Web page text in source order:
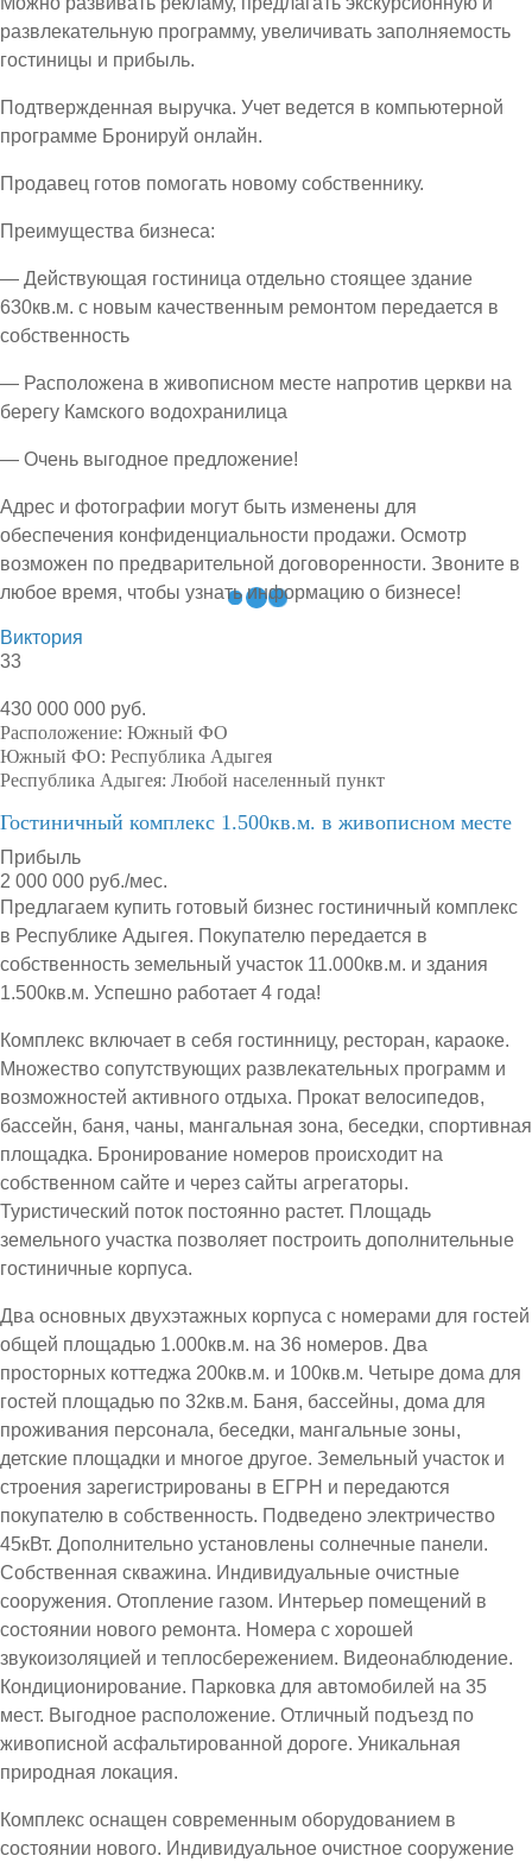
развлекательную программу, увеличивать заполняемость
гостиницы и прибыль.
Подтвержденная выручка. Учет ведется в компьютерной
программе Бронируй онлайн.
Продавец готов помогать новому собственнику.
Преимущества бизнеса:
— Действующая гостиница отдельно стоящее здание
630кв.м. с новым качественным ремонтом передается в
собственность
— Расположена в живописном месте напротив церкви на
берегу Камского водохранилица
— Очень выгодное предложение!
Адрес и фотографии могут быть изменены для
обеспечения конфиденциальности продажи. Осмотр
возможен по предварительной договоренности. Звоните в
любое время, чтобы узнать информацию о бизнесе!
Виктория
33
430 000 000 руб.
Расположение: Южный ФО
Южный ФО: Республика Адыгея
Республика Адыгея: Любой населенный пункт
Гостиничный комплекс 1.500кв.м. в живописном месте
Прибыль
2 000 000 руб./мес.
Предлагаем купить готовый бизнес гостиничный комплекс
в Республике Адыгея. Покупателю передается в
собственность земельный участок 11.000кв.м. и здания
1.500кв.м. Успешно работает 4 года!
Комплекс включает в себя гостинницу, ресторан, караоке.
Множество сопутствующих развлекательных программ и
возможностей активного отдыха. Прокат велосипедов,
бассейн, баня, чаны, мангальная зона, беседки, спортивная
площадка. Бронирование номеров происходит на
собственном сайте и через сайты агрегаторы.
Туристический поток постоянно растет. Площадь
земельного участка позволяет построить дополнительные
гостиничные корпуса.
Два основных двухэтажных корпуса с номерами для гостей
общей площадью 1.000кв.м. на 36 номеров. Два
просторных коттеджа 200кв.м. и 100кв.м. Четыре дома для
гостей площадью по 32кв.м. Баня, бассейны, дома для
проживания персонала, беседки, мангальные зоны,
детские площадки и многое другое. Земельный участок и
строения зарегистрированы в ЕГРН и передаются
покупателю в собственность. Подведено электричество
45кВт. Дополнительно установлены солнечные панели.
Собственная скважина. Индивидуальные очистные
сооружения. Отопление газом. Интерьер помещений в
состоянии нового ремонта. Номера с хорошей
звукоизоляцией и теплосбережением. Видеонаблюдение.
Кондиционирование. Парковка для автомобилей на 35
мест. Выгодное расположение. Отличный подъезд по
живописной асфальтированной дороге. Уникальная
природная локация.
Комплекс оснащен современным оборудованием в
состоянии нового. Индивидуальное очистное сооружение